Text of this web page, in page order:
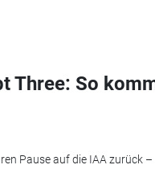
Three: So
Pause auf die IAA zurück